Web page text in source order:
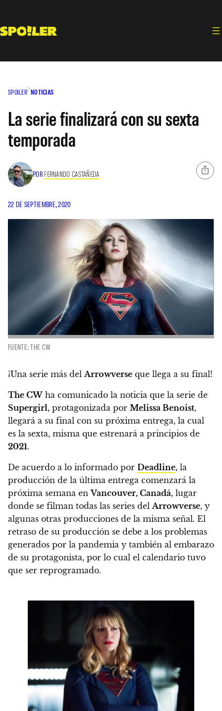
contenido
SPOILER NOTICIAS
La serie finalizará con su sexta
temporada
POR FERNANDO CASTAÑEDA
22 DE SEPTIEMBRE, 2020
FUENTE: THE CW
¡Una serie más del Arrowverse que llega a su final!
The CW ha comunicado la noticia que la serie de
Supergirl, protagonizada por Melissa Benoist,
llegará a su final con su próxima entrega, la cual
es la sexta, misma que estrenará a principios de
2021.
De acuerdo a lo informado por Deadline, la
producción de la última entrega comenzará la
próxima semana enVancouver, Canadá, lugar
donde se filman todas las series del Arrowverse, y
algunas otras producciones de la misma señal. El
retraso de su producción se debe a los problemas
generados por la pandemia y también al embarazo
de su protagonista, por lo cual el calendario tuvo
que ser reprogramado.